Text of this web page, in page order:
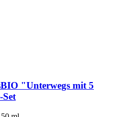
"Unterwegs mit 5
​Set